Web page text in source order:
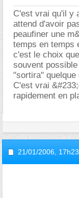
C'est vrai qu'il y
attend d'avoir
peaufiner une
temps en temps
c'est le choix
souvent
"sortira" quelque
C'est vrai
rapidement en
21/01/2006, 17h23